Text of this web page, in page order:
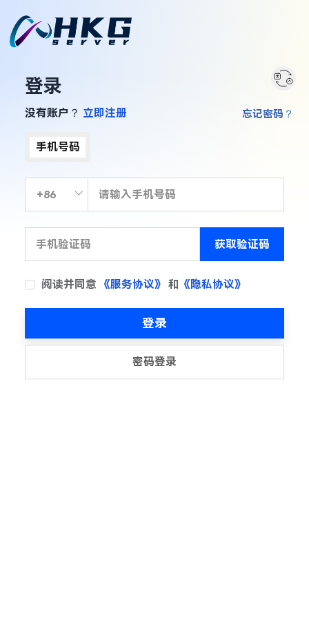
登录
没有账户？ 立即注册
手机号码
获取验证码
阅读并同意 《服务协议》 和 《隐私协议》
忘记密码？
登录
密码登录